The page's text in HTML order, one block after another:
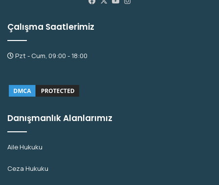
Çalışma Saatlerimiz
Pzt - Cum, 09:00 - 18:00
Danışmanlık Alanlarımız
Aile Hukuku
Ceza Hukuku